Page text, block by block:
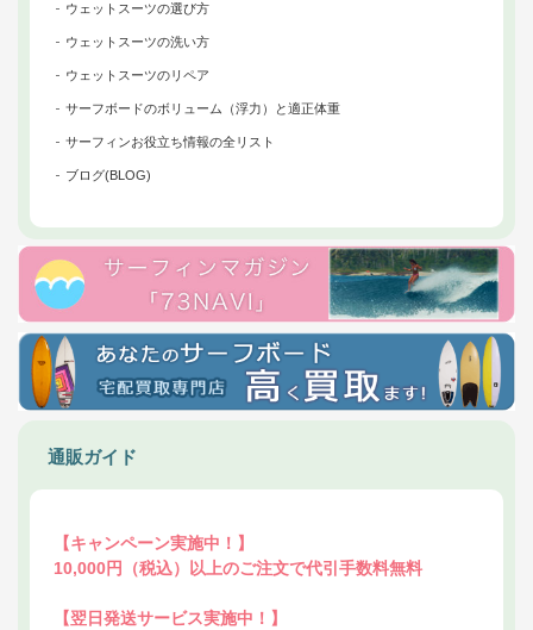
ウェットスーツの選び方
ウェットスーツの洗い方
ウェットスーツのリペア
サーフボードのボリューム（浮力）と適正体重
サーフィンお役立ち情報の全リスト
ブログ(BLOG)
通販ガイド
【キャンペーン実施中！】
10,000円（税込）以上のご注文で代引手数料無料
【翌日発送サービス実施中！】